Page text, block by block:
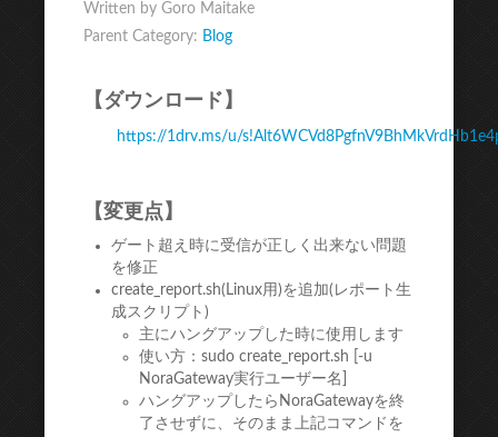
Written by Goro Maitake
Parent Category: Blog
【ダウンロード】
https://1drv.ms/u/
【変更点】
ゲート超え時に受信が正しく出来ない問題
を修正
create_report.sh(Linux用)を追加(レポート生
成スクリプト)
主にハングアップした時に使用します
使い方：sudo create_report.sh [-u
NoraGateway実行ユーザー名]
ハングアップしたらNoraGatewayを終
了させずに、そのまま上記コマンドを